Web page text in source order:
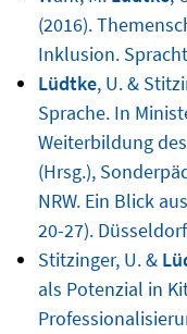
(2016).
Inklusion.
Lüdtke, U. &
Sprache. In
Weiterbildung
(Hrsg.),
NRW. Ein Blick
20-27).
Stitzinger, U. &
als Potenzial in